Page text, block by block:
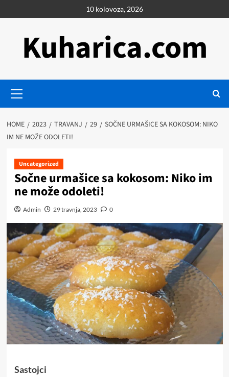
to
10 kolovoza, 2026
Kuharica.com
Menu
HOME 2023 TRAVANJ 29
SOČNE URMAŠICE SA KOKOSOM: NIKO
IM NE MOŽE ODOLETI!
Uncategorized
Sočne urmašice sa kokosom: Niko im
ne može odoleti!
Admin 29 travnja, 2023 0
Sastojci